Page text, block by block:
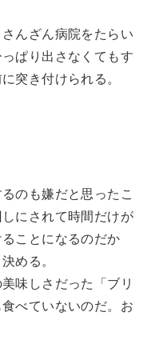
んざん病院をたらい
ぱり出さなくてもす
突き付けられる。
のも嫌だと思ったこ
にされて時間だけが
ことになるのだか
める。
味しさだった「ブリ
べていないのだ。お